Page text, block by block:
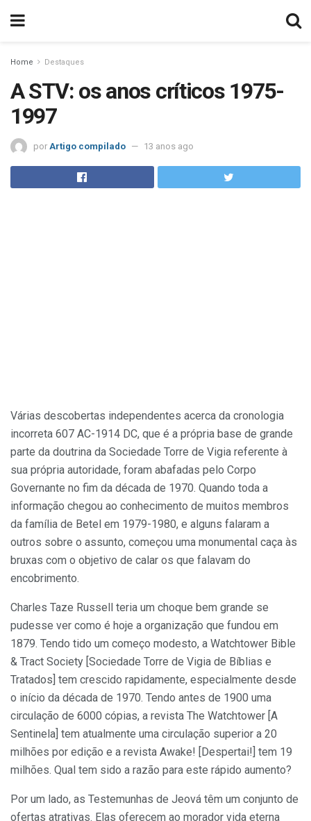
Home Destaques
A STV: os anos críticos 1975-
1997
por Artigo compilado 13 anos ago
Várias descobertas independentes acerca da cronologia
incorreta 607 AC-1914 DC, que é a própria base de grande
parte da doutrina da Sociedade Torre de Vigia referente à
sua própria autoridade, foram abafadas pelo Corpo
Governante no fim da década de 1970. Quando toda a
informação chegou ao conhecimento de muitos membros
da família de Betel em 1979-1980, e alguns falaram a
outros sobre o assunto, começou uma monumental caça às
bruxas com o objetivo de calar os que falavam do
encobrimento.
Charles Taze Russell teria um choque bem grande se
pudesse ver como é hoje a organização que fundou em
1879. Tendo tido um começo modesto, a Watchtower Bible
& Tract Society [Sociedade Torre de Vigia de Bíblias e
Tratados] tem crescido rapidamente, especialmente desde
o início da década de 1970. Tendo antes de 1900 uma
circulação de 6000 cópias, a revista The Watchtower [A
Sentinela] tem atualmente uma circulação superior a 20
milhões por edição e a revista Awake! [Despertai!] tem 19
milhões. Qual tem sido a razão para este rápido aumento?
Por um lado, as Testemunhas de Jeová têm um conjunto de
ofertas atrativas. Elas oferecem ao morador vida eterna